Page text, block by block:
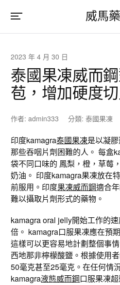
威馬
2023 年 4 月 30 日
泰國果凍威而
苞，增加硬度切
作者:admin333 分類: 泰國果凍
印度kamagra泰國果凍是以凝
那些吞咽片劑困難的人。 每盒
袋不同口味的 鳳梨，橙，草莓
奶油。 印度kamagra果凍放在
前服用。印度果凍威而鋼適合
難以攝取片劑形式的藥物。
kamagra oral jelly開始工作的
倍。 kamagra口服果凍應在預
這樣可以更容易地計劃整個事
西地那非檸檬酸鹽。根據使用
50毫克甚至25毫克。在任何情
kamagra液態威而鋼口服果凍